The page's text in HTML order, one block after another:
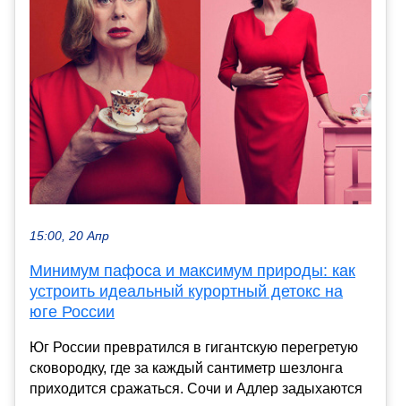
15:00, 20 Апр
Минимум пафоса и максимум природы: как
устроить идеальный курортный детокс на
юге России
Юг России превратился в гигантскую перегретую
сковородку, где за каждый сантиметр шезлонга
приходится сражаться. Сочи и Адлер задыхаются